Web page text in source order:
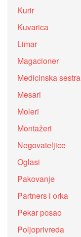
Kurir
Kuvarica
Limar
Magacioner
Medicinska sestra
Mesari
Moleri
Montažeri
Negovateljice
Oglasi
Pakovanje
Partners i orka
Pekar posao
Poljoprivreda